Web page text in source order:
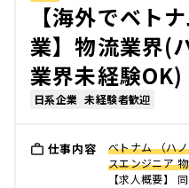
【海外でベト
業】物流業界(
業界未経験OK)
日系企業 未経験者歓迎
仕事内容
ベトナム （ハ
スエンジニア
【求人概要】